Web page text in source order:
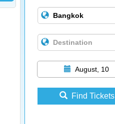
August, 10
Find Tickets